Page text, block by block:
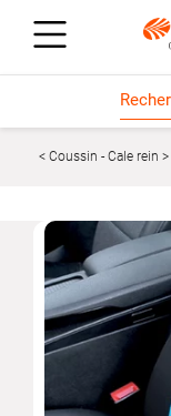
Coussin - Cale rein